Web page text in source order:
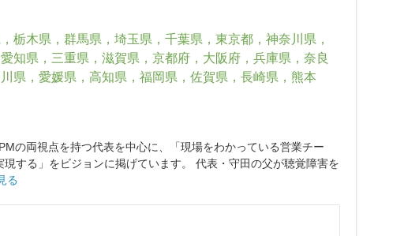
栃木県，群馬県，埼玉県，千葉県，東京都，神奈川県，
知県，三重県，滋賀県，京都府，大阪府，兵庫県，奈良
県，愛媛県，高知県，福岡県，佐賀県，長崎県，熊本
の両視点を持つ代表を中心に、「現場をわかっている営業チー
する」をビジョンに掲げています。 代表・守田の父が聴覚障害を
る